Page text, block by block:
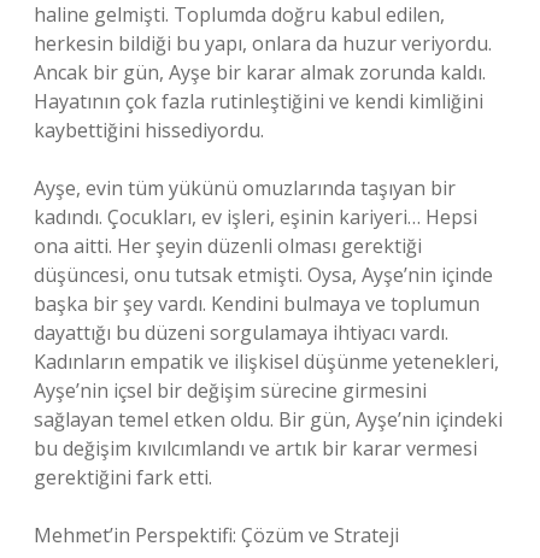
haline gelmişti. Toplumda doğru kabul edilen,
herkesin bildiği bu yapı, onlara da huzur veriyordu.
Ancak bir gün, Ayşe bir karar almak zorunda kaldı.
Hayatının çok fazla rutinleştiğini ve kendi kimliğini
kaybettiğini hissediyordu.
Ayşe, evin tüm yükünü omuzlarında taşıyan bir
kadındı. Çocukları, ev işleri, eşinin kariyeri… Hepsi
ona aitti. Her şeyin düzenli olması gerektiği
düşüncesi, onu tutsak etmişti. Oysa, Ayşe’nin içinde
başka bir şey vardı. Kendini bulmaya ve toplumun
dayattığı bu düzeni sorgulamaya ihtiyacı vardı.
Kadınların empatik ve ilişkisel düşünme yetenekleri,
Ayşe’nin içsel bir değişim sürecine girmesini
sağlayan temel etken oldu. Bir gün, Ayşe’nin içindeki
bu değişim kıvılcımlandı ve artık bir karar vermesi
gerektiğini fark etti.
Mehmet’in Perspektifi: Çözüm ve Strateji